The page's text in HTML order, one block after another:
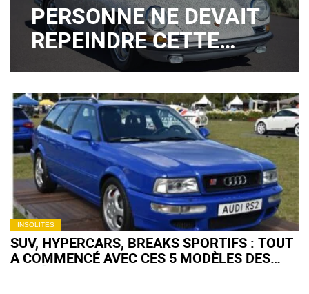
PERSONNE NE DEVAIT
REPEINDRE CETTE
PORSCHE : À 84 ANS,
LA CRÉATRICE DE "POR
SHE" FAIT EXPLOSER
LES ENCHÈRES
INSOLITES
SUV, HYPERCARS, BREAKS SPORTIFS : TOUT
A COMMENCÉ AVEC CES 5 MODÈLES DES